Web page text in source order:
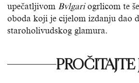
upečatljivom Bvlgariogrlicom te
oboda koji je cijelom izdanju dao
staroholivudskog glamura.
PROČITAJTE